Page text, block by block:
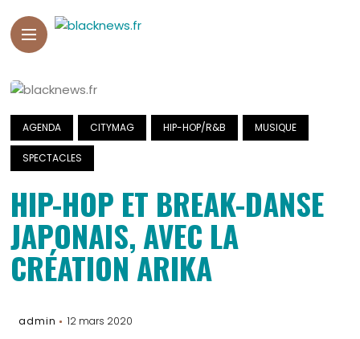
AGENDA CITYMAG HIP-HOP/R&B MUSIQUE
SPECTACLES
HIP-HOP ET BREAK-DANSE
JAPONAIS, AVEC LA
CRÉATION ARIKA
admin 12 mars 2020